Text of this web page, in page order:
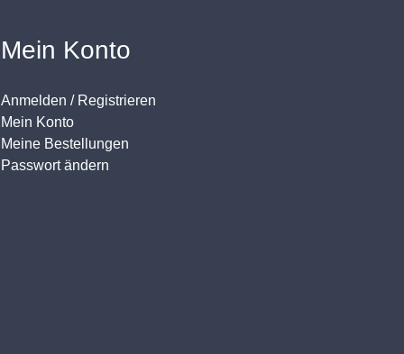
Mein Konto
Anmelden / Registrieren
Mein Konto
Meine Bestellungen
Passwort ändern